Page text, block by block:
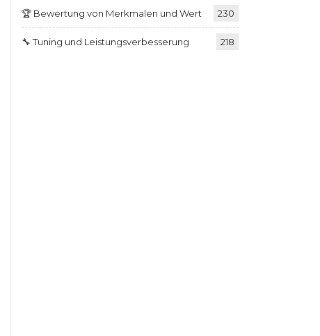
🏆 Bewertung von Merkmalen und Wert 230
🔧 Tuning und Leistungsverbesserung 218